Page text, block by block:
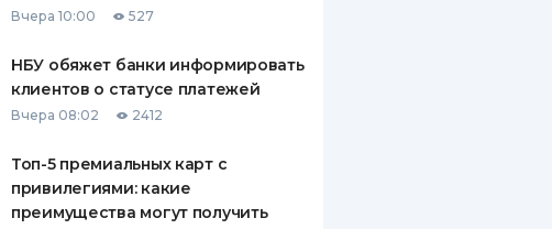
СТРАХОВАНИЮ
ВСЕ СТРАХОВЫЕ ПОЛИСЫ
ОТЗЫВЫ О СТРАХОВЫХ
КОМПАНИЯХ
Вчера 10:00 527
НБУ обяжет банки информировать
клиентов о статусе платежей
Вчера 08:02 2412
Топ-5 премиальных карт с
привилегиями: какие
преимущества могут получить